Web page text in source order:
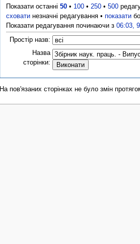
Показати останні50 • 100 • 250 •500
сховати незначні редагування •показати
Показати редагування починаючи з06:03,
Простір назв:
Назва
сторінки:
На пов'язаних сторінках не було змін